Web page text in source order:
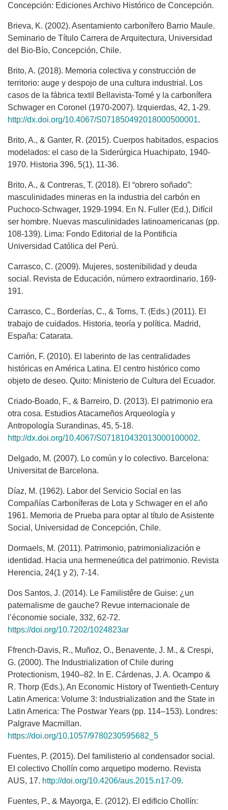
Concepción: Ediciones Archivo Histórico de Concepción.
Brieva, K. (2002). Asentamiento carbonífero Barrio Maule.
Seminario de Título Carrera de Arquitectura, Universidad
del Bio-Bío, Concepción, Chile.
Brito, A. (2018). Memoria colectiva y construcción de
territorio: auge y despojo de una cultura industrial. Los
casos de la fábrica textil Bellavista-Tomé y la carbonífera
Schwager en Coronel (1970-2007). Izquierdas, 42, 1-29.
http://dx.doi.org/10.4067/S071850492018000500001.
Brito, A., & Ganter, R. (2015). Cuerpos habitados, espacios
modelados: el caso de la Siderúrgica Huachipato, 1940-
1970. Historia 396, 5(1), 11-36.
Brito, A., & Contreras, T. (2018). El “obrero soñado”:
masculinidades mineras en la industria del carbón en
Puchoco-Schwager, 1929-1994. En N. Fuller (Ed.), Difícil
ser hombre. Nuevas masculinidades latinoamericanas (pp.
108-139). Lima: Fondo Editorial de la Pontificia
Universidad Católica del Perú.
Carrasco, C. (2009). Mujeres, sostenibilidad y deuda
social. Revista de Educación, número extraordinario, 169-
191.
Carrasco, C., Borderías, C., & Torns, T. (Eds.) (2011). El
trabajo de cuidados. Historia, teoría y política. Madrid,
España: Catarata.
Carrión, F. (2010). El laberinto de las centralidades
históricas en América Latina. El centro histórico como
objeto de deseo. Quito: Ministerio de Cultura del Ecuador.
Criado-Boado, F., & Barreiro, D. (2013). El patrimonio era
otra cosa. Estudios Atacameños Arqueología y
Antropología Surandinas, 45, 5-18.
http://dx.doi.org/10.4067/S071810432013000100002.
Delgado, M. (2007). Lo común y lo colectivo. Barcelona:
Universitat de Barcelona.
Díaz, M. (1962). Labor del Servicio Social en las
Compañías Carboníferas de Lota y Schwager en el año
1961. Memoria de Prueba para optar al título de Asistente
Social, Universidad de Concepción, Chile.
Dormaels, M. (2011). Patrimonio, patrimonialización e
identidad. Hacia una hermeneútica del patrimonio. Revista
Herencia, 24(1 y 2), 7-14.
Dos Santos, J. (2014). Le Familistêre de Guise: ¿un
paternalisme de gauche? Revue internacionale de
l’économie sociale, 332, 62-72.
https://doi.org/10.7202/1024823ar
Ffrench-Davis, R., Muñoz, O., Benavente, J. M., & Crespi,
G. (2000). The Industrialization of Chile during
Protectionism, 1940–82. In E. Cárdenas, J. A. Ocampo &
R. Thorp (Eds.), An Economic History of Twentieth-Century
Latin America: Volume 3: Industrialization and the State in
Latin America: The Postwar Years (pp. 114–153). Londres:
Palgrave Macmillan.
https://doi.org/10.1057/9780230595682_5
Fuentes, P. (2015). Del familisterio al condensador social.
El colectivo Chollín como arquetipo moderno. Revista
AUS, 17. http://doi.org/10.4206/aus.2015.n17-09.
Fuentes, P., & Mayorga, E. (2012). El edificio Chollín: